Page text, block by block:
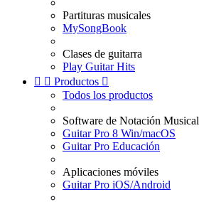
Partituras musicales
MySongBook
Clases de guitarra
Play Guitar Hits
  Productos 
Todos los productos
Software de Notación Musical
Guitar Pro 8 Win/macOS
Guitar Pro Educación
Aplicaciones móviles
Guitar Pro iOS/Android